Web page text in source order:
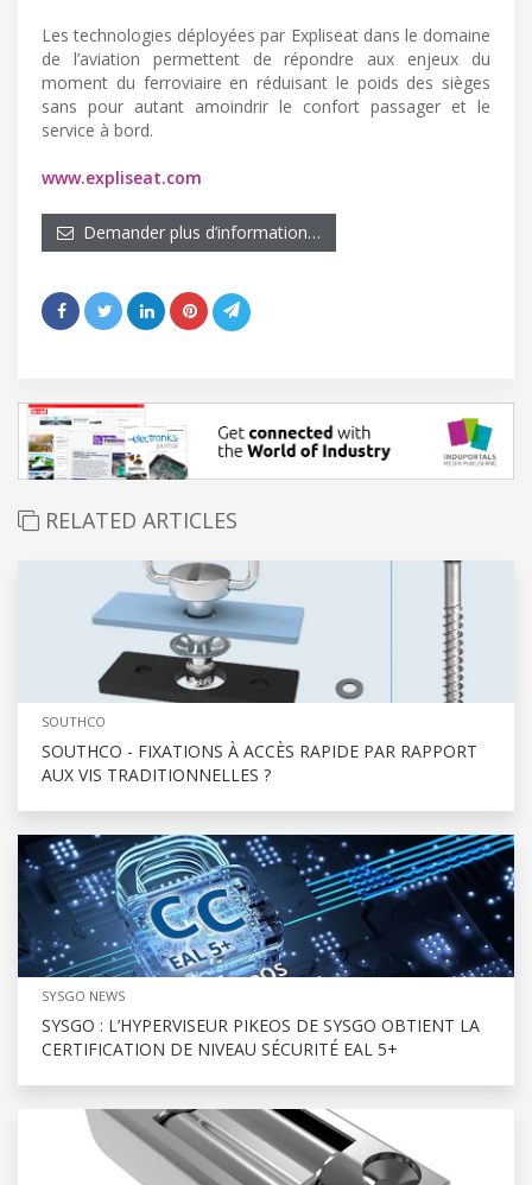
Les technologies déployées par Expliseat dans le domaine
de l’aviation permettent de répondre aux enjeux du
moment du ferroviaire en réduisant le poids des sièges
sans pour autant amoindrir le confort passager et le
service à bord.
www.expliseat.com
Demander plus d’information…
RELATED ARTICLES
SOUTHCO
SOUTHCO - FIXATIONS À ACCÈS RAPIDE PAR RAPPORT
AUX VIS TRADITIONNELLES ?
SYSGO NEWS
SYSGO : L’HYPERVISEUR PIKEOS DE SYSGO OBTIENT LA
CERTIFICATION DE NIVEAU SÉCURITÉ EAL 5+